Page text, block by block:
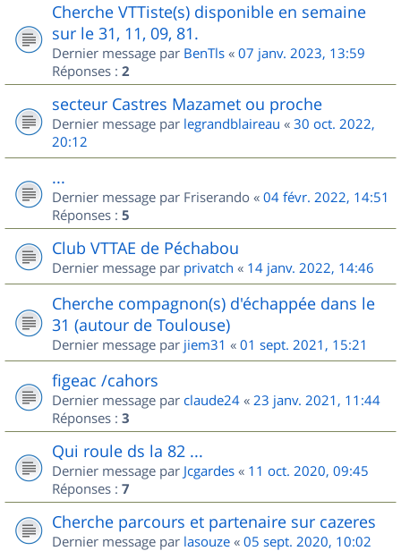
Cherche VTTiste(s) disponible en semaine
sur le 31, 11, 09, 81.
Dernier message par BenTls « 07 janv. 2023, 13:59
Réponses : 2
secteur Castres Mazamet ou proche
Dernier message par legrandblaireau « 30 oct. 2022,
20:12
...
Dernier message par Friserando « 04 févr. 2022, 14:51
Réponses : 5
Club VTTAE de Péchabou
Dernier message par privatch « 14 janv. 2022, 14:46
Cherche compagnon(s) d'échappée dans le
31 (autour de Toulouse)
Dernier message par jiem31 « 01 sept. 2021, 15:21
figeac /cahors
Dernier message par claude24 « 23 janv. 2021, 11:44
Réponses : 3
Qui roule ds la 82 ...
Dernier message par Jcgardes « 11 oct. 2020, 09:45
Réponses : 7
Cherche parcours et partenaire sur cazeres
Dernier message par lasouze « 05 sept. 2020, 10:02